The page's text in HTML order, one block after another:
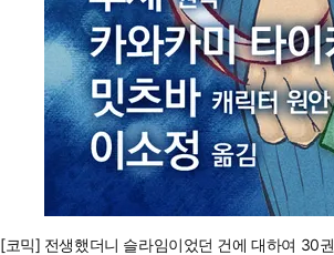
[코믹] 전생했더니 슬라임이었던 건에 대하여 30권